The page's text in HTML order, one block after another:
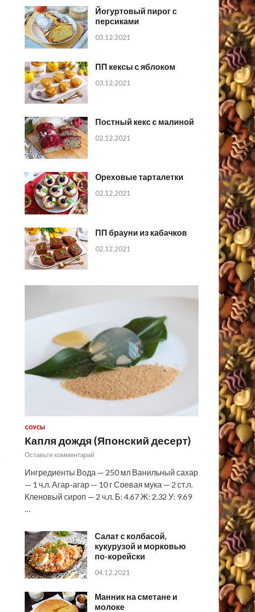
Йогуртовый пирог с
персиками
03.12.2021
ПП кексы с яблоком
03.12.2021
Постный кекс с малиной
02.12.2021
Ореховые тарталетки
02.12.2021
ПП брауни из кабачков
02.12.2021
СОУСЫ
Капля дождя (Японский десерт)
Оставьте комментарий
Ингредиенты Вода — 250 мл Ванильный сахар
— 1 ч.л. Агар-агар — 10 г Соевая мука — 2 ст.л.
Кленовый сироп — 2 ч.л. Б: 4.67 Ж: 2.32 У: 9.69
…
Салат с колбасой,
кукурузой и морковью
по-корейски
04.12.2021
Манник на сметане и
молоке